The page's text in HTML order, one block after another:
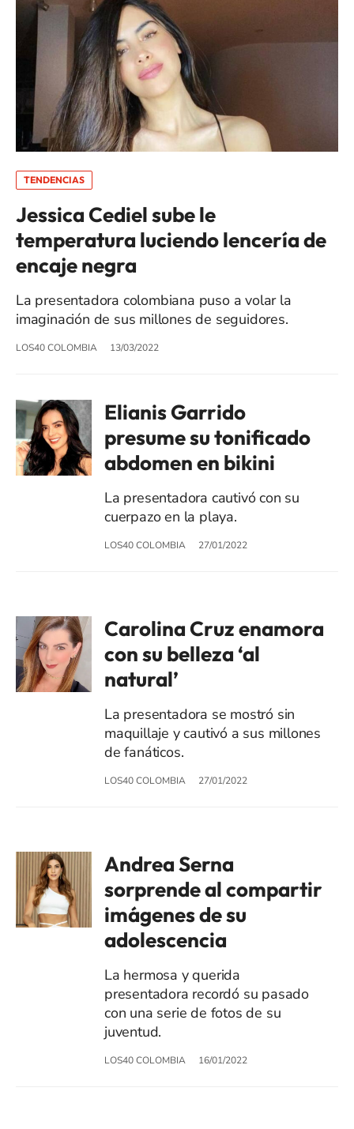
TENDENCIAS
Jessica Cediel sube le
temperatura luciendo lencería de
encaje negra
La presentadora colombiana puso a volar la
imaginación de sus millones de seguidores.
LOS40 COLOMBIA 13/03/2022
Elianis Garrido
presume su tonificado
abdomen en bikini
La presentadora cautivó con su
cuerpazo en la playa.
LOS40 COLOMBIA 27/01/2022
Carolina Cruz enamora
con su belleza ‘al
natural’
La presentadora se mostró sin
maquillaje y cautivó a sus millones
de fanáticos.
LOS40 COLOMBIA 27/01/2022
Andrea Serna
sorprende al compartir
imágenes de su
adolescencia
La hermosa y querida
presentadora recordó su pasado
con una serie de fotos de su
juventud.
LOS40 COLOMBIA 16/01/2022